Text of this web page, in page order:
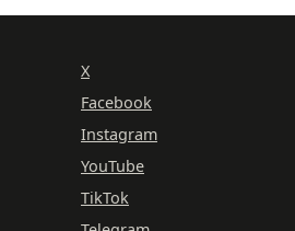
X
Facebook
Instagram
YouTube
TikTok